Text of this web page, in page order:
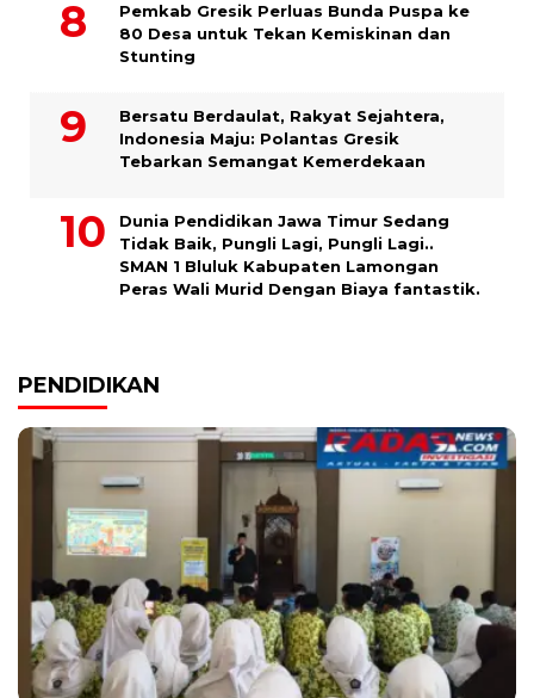
Pemkab Gresik Perluas Bunda Puspa ke
80 Desa untuk Tekan Kemiskinan dan
Stunting
Bersatu Berdaulat, Rakyat Sejahtera,
Indonesia Maju: Polantas Gresik
Tebarkan Semangat Kemerdekaan
Dunia Pendidikan Jawa Timur Sedang
Tidak Baik, Pungli Lagi, Pungli Lagi..
SMAN 1 Bluluk Kabupaten Lamongan
Peras Wali Murid Dengan Biaya fantastik.
PENDIDIKAN